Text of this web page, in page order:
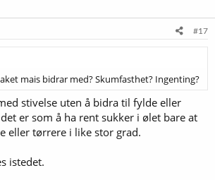
#17
mais bidrar med? Skumfasthet? Ingenting?
stivelse uten å bidra til fylde eller
er som å ha rent sukker i ølet bare at
eller tørrere i like stor grad.
istedet.